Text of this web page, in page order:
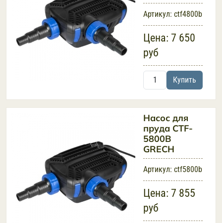
Артикул: ctf4800b
Цена: 7 650
руб
Купить
Насос для
пруда CTF-
5800B
GRECH
Артикул: ctf5800b
Цена: 7 855
руб